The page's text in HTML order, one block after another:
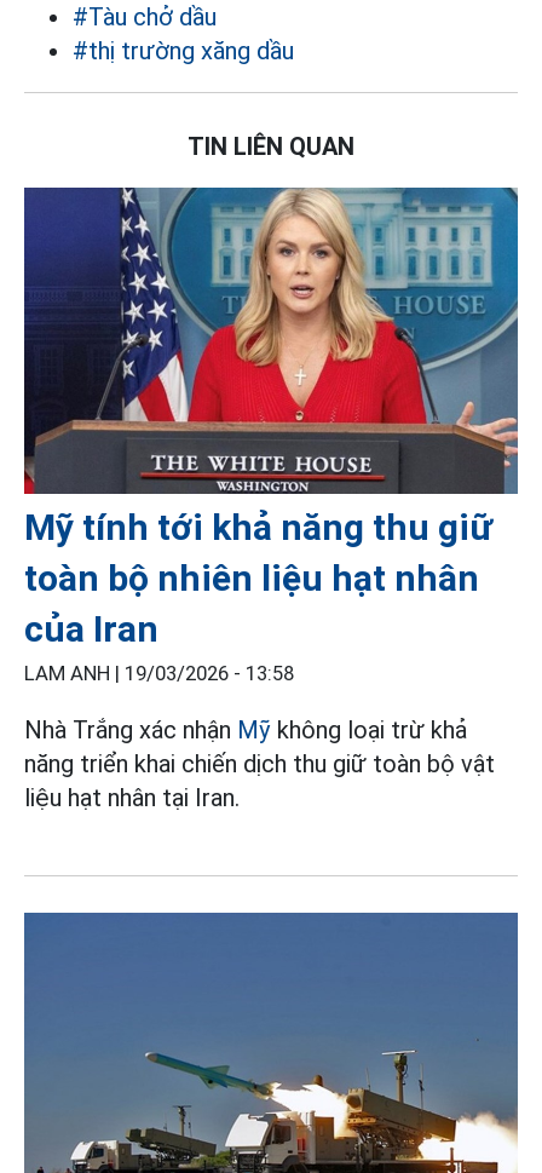
#Tàu chở dầu
#thị trường xăng dầu
TIN LIÊN QUAN
Mỹ tính tới khả năng thu giữ
toàn bộ nhiên liệu hạt nhân
của Iran
LAM ANH | 19/03/2026 - 13:58
Nhà Trắng xác nhận Mỹ không loại trừ khả
năng triển khai chiến dịch thu giữ toàn bộ vật
liệu hạt nhân tại Iran.